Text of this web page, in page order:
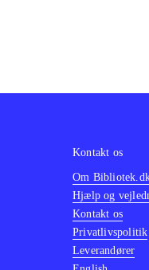
Kontakt os
Om
Hjælp og
Kontakt os
Privatlivspolitik
Leverandører